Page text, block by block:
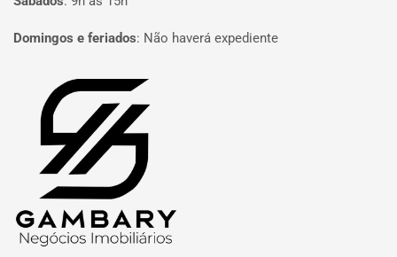
Domingos e feriados: Não haverá expediente
Página inicial